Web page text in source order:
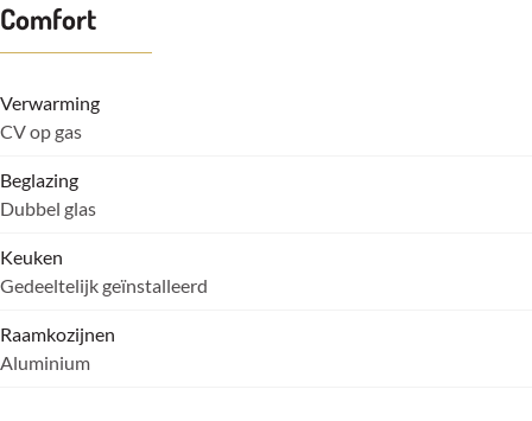
Comfort
Verwarming
CV op gas
Beglazing
Dubbel glas
Keuken
Gedeeltelijk geïnstalleerd
Raamkozijnen
Aluminium